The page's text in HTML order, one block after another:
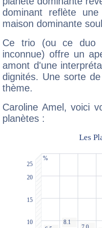
dominant reflète
maison dominante
Ce trio (ou ce duo
inconnue) offre un
amont d'une
dignités. Une sorte
thème.
Caroline Amel, voici
planètes :